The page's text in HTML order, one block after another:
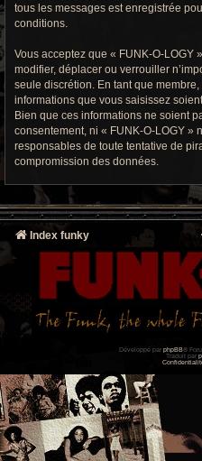
tous les messages est enregistrée
conditions.
Vous acceptez que « FUNK-O-LOGY
modifier, déplacer ou verrouiller
seule discrétion. En tant que
informations que vous saisissez
Bien que ces informations ne soient
consentement, ni « FUNK-O-LOGY »
responsables de toute tentative de
compromission des données.
Index funky
Développé par phpBB®
Traduit par